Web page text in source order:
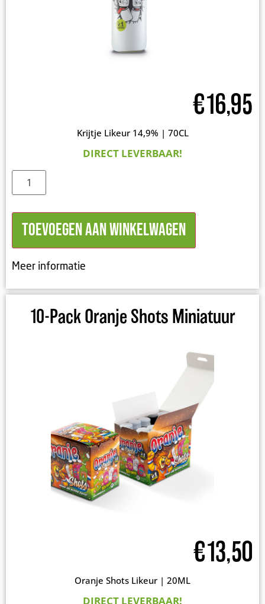
€16,95
Krijtje Likeur 14,9% | 70CL
DIRECT LEVERBAAR!
Toevoegen aan winkelwagen
Meer informatie
10-Pack Oranje Shots Miniatuur
€13,50
Oranje Shots Likeur | 20ML
DIRECT LEVERBAAR!